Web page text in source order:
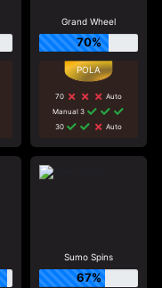
Grand Wheel
70%
70
Auto
Manual 3
30
Auto
Sumo Spins
67%